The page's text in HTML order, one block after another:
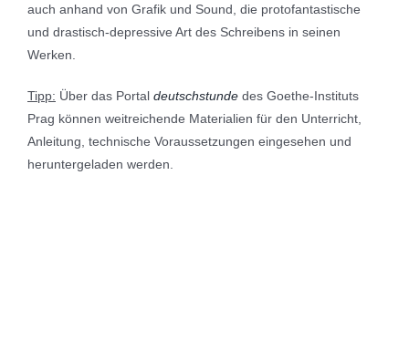
auch anhand von Grafik und Sound, die protofantastische
und drastisch-depressive Art des Schreibens in seinen
Werken.
Tipp: Über das Portal deutschstunde des Goethe-Instituts
Prag können weitreichende Materialien für den Unterricht,
Anleitung, technische Voraussetzungen eingesehen und
heruntergeladen werden.